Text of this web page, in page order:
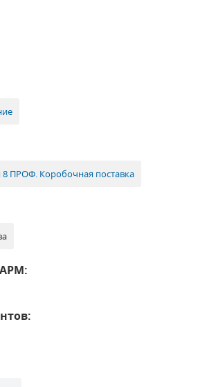
8 ПРОФ. Коробочная поставка